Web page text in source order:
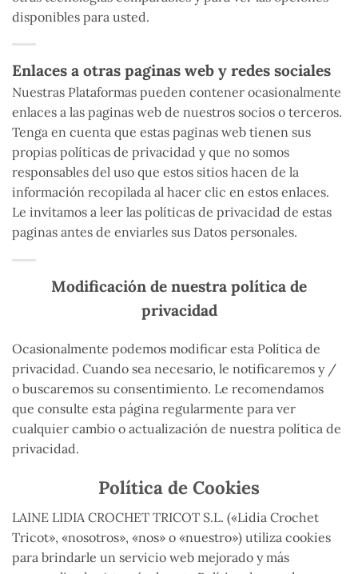
disponibles para usted.
Enlaces a otras paginas web y redes sociales
Nuestras Plataformas pueden contener ocasionalmente
enlaces a las paginas web de nuestros socios o terceros.
Tenga en cuenta que estas paginas web tienen sus
propias políticas de privacidad y que no somos
responsables del uso que estos sitios hacen de la
información recopilada al hacer clic en estos enlaces.
Le invitamos a leer las políticas de privacidad de estas
paginas antes de enviarles sus Datos personales.
Modificación de nuestra política de
privacidad
Ocasionalmente podemos modificar esta Política de
privacidad. Cuando sea necesario, le notificaremos y /
o buscaremos su consentimiento. Le recomendamos
que consulte esta página regularmente para ver
cualquier cambio o actualización de nuestra política de
privacidad.
Política de Cookies
LAINE LIDIA CROCHET TRICOT S.L. («Lidia Crochet
Tricot», «nosotros», «nos» o «nuestro») utiliza cookies
para brindarle un servicio web mejorado y más